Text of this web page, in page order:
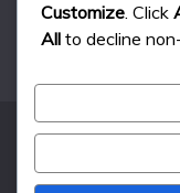
All
Proudly powered
Customize . Click
All to decline